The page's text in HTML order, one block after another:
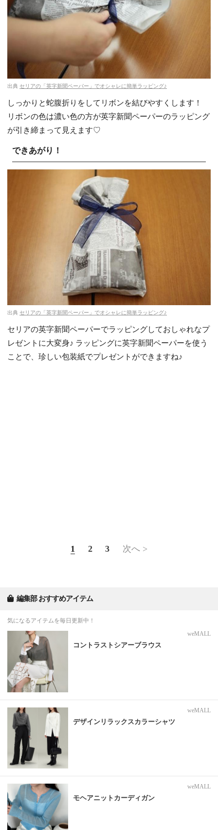
出典 セリアの「英字新聞ペーパー」でオシャレに簡単ラッピング♪
しっかりと蛇腹折りをしてリボンを結びやすくします！
リボンの色は濃い色の方が英字新聞ペーパーのラッピング
が引き締まって見えます♡
できあがり！
出典 セリアの「英字新聞ペーパー」でオシャレに簡単ラッピング♪
セリアの英字新聞ペーパーでラッピングしておしゃれなプ
レゼントに大変身♪ ラッピングに英字新聞ペーパーを使う
ことで、珍しい包装紙でプレゼントができますね♪
1 2 3 次へ >
編集部 おすすめアイテム
気になるアイテムを毎日更新中！
weMALL
コントラストシアーブラウス
weMALL
デザインリラックスカラーシャツ
weMALL
モヘアニットカーディガン